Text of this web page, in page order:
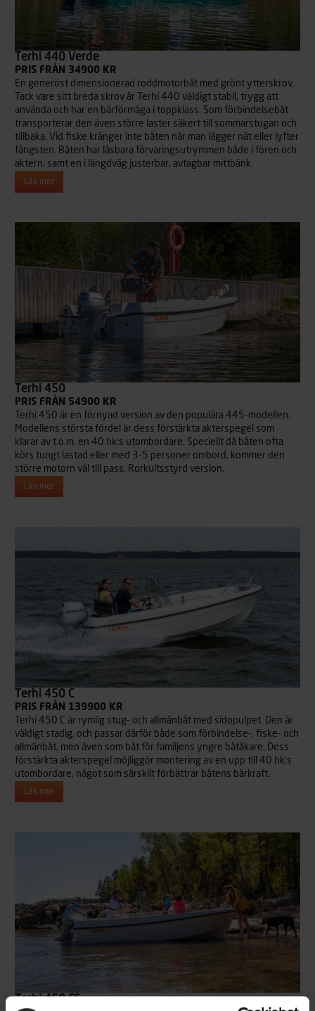
Terhi 440 Verde
PRIS FRÅN 34900 KR
En generöst dimensionerad roddmotorbåt med grönt ytterskrov.
Tack vare sitt breda skrov är Terhi 440 väldigt stabil, trygg att
använda och har en bärförmåga i toppklass. Som förbindelsebåt
transporterar den även större laster säkert till sommarstugan och
tillbaka. Vid fiske kränger inte båten när man lägger nät eller lyfter
fångsten. Båten har låsbara förvaringsutrymmen både i fören och
aktern, samt en i längdväg justerbar, avtagbar mittbänk.
Läs mer
Terhi 450
PRIS FRÅN 54900 KR
Terhi 450 är en förnyad version av den populära 445-modellen.
Modellens största fördel är dess förstärkta akterspegel som
klarar av t.o.m. en 40 hk:s utombordare. Speciellt då båten ofta
körs tungt lastad eller med 3-5 personer ombord, kommer den
större motorn väl till pass. Rorkultsstyrd version.
Läs mer
Terhi 450 C
PRIS FRÅN 139900 KR
Terhi 450 C är rymlig stug- och allmänbåt med sidopulpet. Den är
väldigt stadig, och passar därför både som förbindelse-, fiske- och
allmänbåt, men även som båt för familjens yngre båtåkare. Dess
förstärkta akterspegel möjliggör montering av en upp till 40 hk:s
utombordare, något som särskilt förbättrar båtens bärkraft.
Läs mer
Terhi 450 CC